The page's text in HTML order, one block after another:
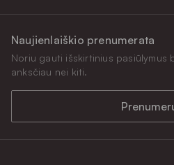
Naujienlaiškio prenumerata
Noriu gauti išskirtinius pasiūlymus
anksčiau nei kiti.